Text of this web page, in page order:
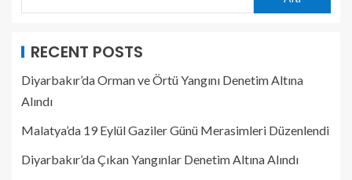
RECENT POSTS
Diyarbakır’da Orman ve Örtü Yangını Denetim Altına
Alındı
Malatya’da 19 Eylül Gaziler Günü Merasimleri Düzenlendi
Diyarbakır’da Çıkan Yangınlar Denetim Altına Alındı